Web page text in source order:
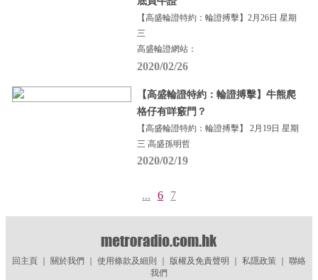
【高盛輪證特約：輪證搏擊】2月26日 星期
三
高盛輪證網站：
2020/02/26
【高盛輪證特約：輪證搏擊】牛熊爬
格仔有咩竅門？
【高盛輪證特約：輪證搏擊】 2月19日 星期
三 高盛孫明哲
2020/02/19
... 6 7
回主頁｜ 關於我們 使用條款及細則 版權及免責聲明 私隱政策｜ 聯絡
我們